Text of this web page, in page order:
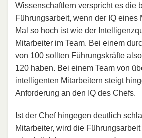
Wissenschaftlern verspricht es die
Führungsarbeit, wenn der IQ eines
Mal so hoch ist wie der
Mitarbeiter im Team. Bei einem
von 100 sollten Führungskräfte
120 haben. Bei einem Team von
intelligenten Mitarbeitern steigt
Anforderung an den IQ des Chefs.
Ist der Chef hingegen deutlich
Mitarbeiter, wird die